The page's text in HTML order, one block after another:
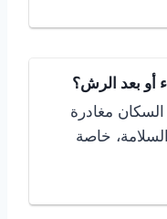
أو بعد الرش؟
مغادرة
خاصة